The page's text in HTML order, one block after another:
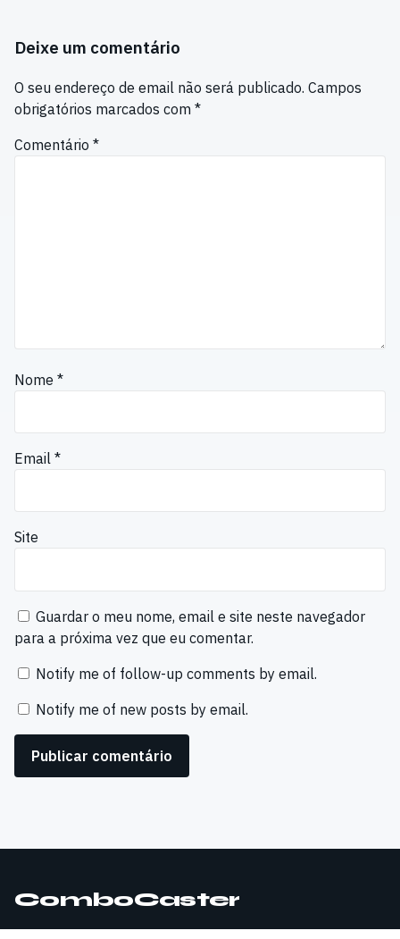
Deixe um comentário
O seu endereço de email não será publicado. Campos
obrigatórios marcados com *
Comentário *
Nome *
Email *
Site
Guardar o meu nome, email e site neste navegador
para a próxima vez que eu comentar.
Notify me of follow-up comments by email.
Notify me of new posts by email.
ComboCaster